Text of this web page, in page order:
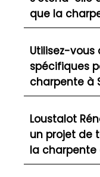
que la
Utilisez-
spécifiques
charpente à
Loustalot
un projet de
la charpente